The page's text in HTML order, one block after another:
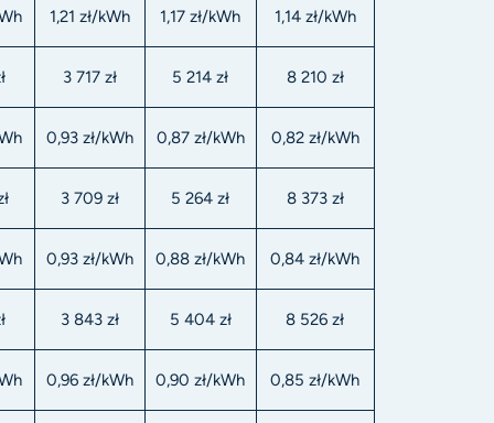
1,21 zł/kWh 1,17 zł/kWh 1,14 zł/kWh
3 717 zł 5 214 zł 8 210 zł
0,93 zł/kWh 0,87 zł/kWh 0,82 zł/kWh
3 709 zł 5 264 zł 8 373 zł
0,93 zł/kWh 0,88 zł/kWh 0,84 zł/kWh
3 843 zł 5 404 zł 8 526 zł
0,96 zł/kWh 0,90 zł/kWh 0,85 zł/kWh